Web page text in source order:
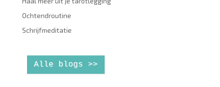
Ochtendroutine
Schrijfmeditatie
Alle blogs >>